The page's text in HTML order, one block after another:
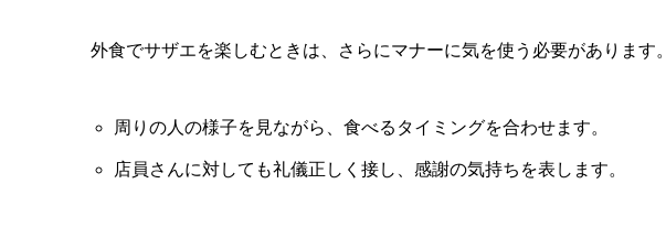
外食でサザエを楽しむときは、さらにマナーに気を使う必要があります。
周りの人の様子を見ながら、食べるタイミングを合わせます。
店員さんに対しても礼儀正しく接し、感謝の気持ちを表します。